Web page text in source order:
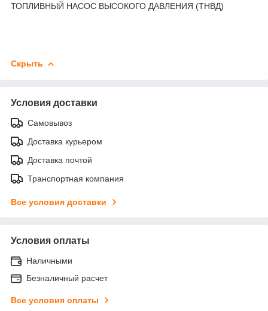
ТОПЛИВНЫЙ НАСОС ВЫСОКОГО ДАВЛЕНИЯ (ТНВД)
Скрыть
Условия доставки
Самовывоз
Доставка курьером
Доставка почтой
Транспортная компания
Все условия доставки
Условия оплаты
Наличными
Безналичный расчет
Все условия оплаты